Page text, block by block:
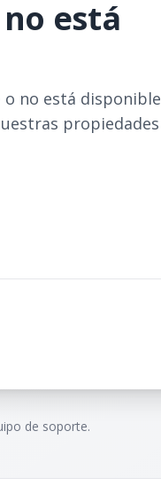
está
no está disponible
propiedades
de soporte.